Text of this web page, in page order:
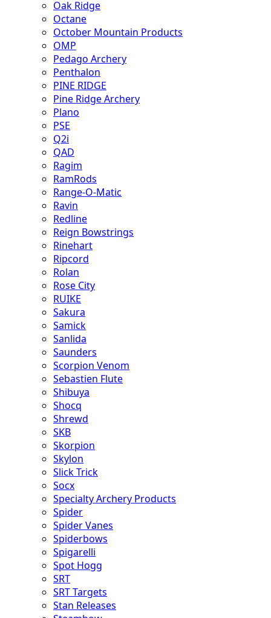
Oak Ridge
Octane
October Mountain Products
OMP
Pedago Archery
Penthalon
PINE RIDGE
Pine Ridge Archery
Plano
PSE
Q2i
QAD
Ragim
RamRods
Range-O-Matic
Ravin
Redline
Reign Bowstrings
Rinehart
Ripcord
Rolan
Rose City
RUIKE
Sakura
Samick
Sanlida
Saunders
Scorpion Venom
Sebastien Flute
Shibuya
Shocq
Shrewd
SKB
Skorpion
Skylon
Slick Trick
Socx
Specialty Archery Products
Spider
Spider Vanes
Spiderbows
Spigarelli
Spot Hogg
SRT
SRT Targets
Stan Releases